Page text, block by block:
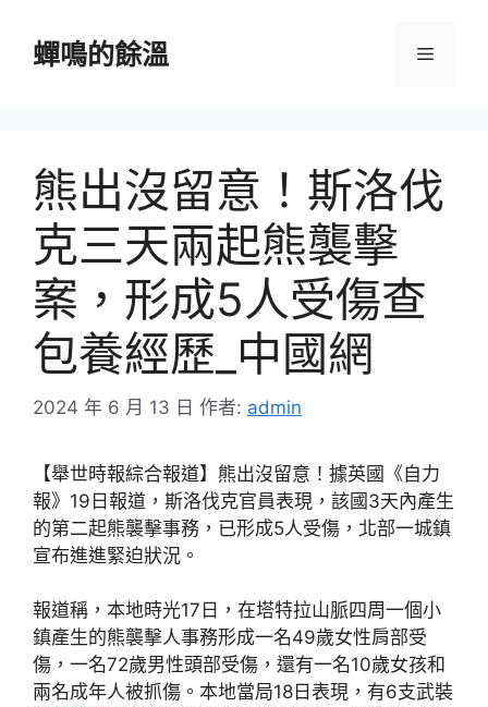
蟬鳴的餘溫 選
熊出沒留意！斯洛伐
克三天兩起熊襲擊
案，形成5人受傷查
包養經歷_中國網
2024 年 6 月 13 日 作者: admin
【舉世時報綜合報道】熊出沒留意！據英國《自力
報》19日報道，斯洛伐克官員表現，該國3天內產生
的第二起熊襲擊事務，已形成5人受傷，北部一城鎮
宣布進進緊迫狀況。
報道稱，本地時光17日，在塔特拉山脈四周一個小
鎮產生的熊襲擊人事務形成一名49歲女性肩部受
傷，一名72歲男性頭部受傷，還有一名10歲女孩和
兩名成年人被抓傷。本地當局18日表現，有6支武裝